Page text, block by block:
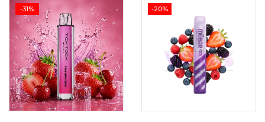
-31% -20%